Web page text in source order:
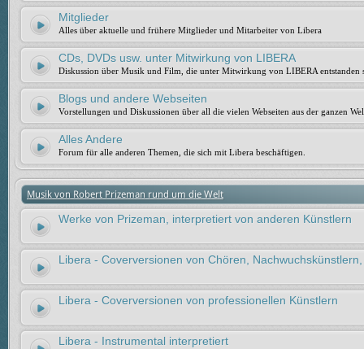
Mitglieder
Alles über aktuelle und frühere Mitglieder und Mitarbeiter von Libera
CDs, DVDs usw. unter Mitwirkung von LIBERA
Diskussion über Musik und Film, die unter Mitwirkung von LIBERA entstanden
Blogs und andere Webseiten
Vorstellungen und Diskussionen über all die vielen Webseiten aus der ganzen
Alles Andere
Forum für alle anderen Themen, die sich mit Libera beschäftigen.
Musik von Robert Prizeman rund um die Welt
Werke von Prizeman, interpretiert von anderen Künstlern
Libera - Coverversionen von Chören,
Libera - Coverversionen von professionellen Künstlern
Libera - Instrumental interpretiert